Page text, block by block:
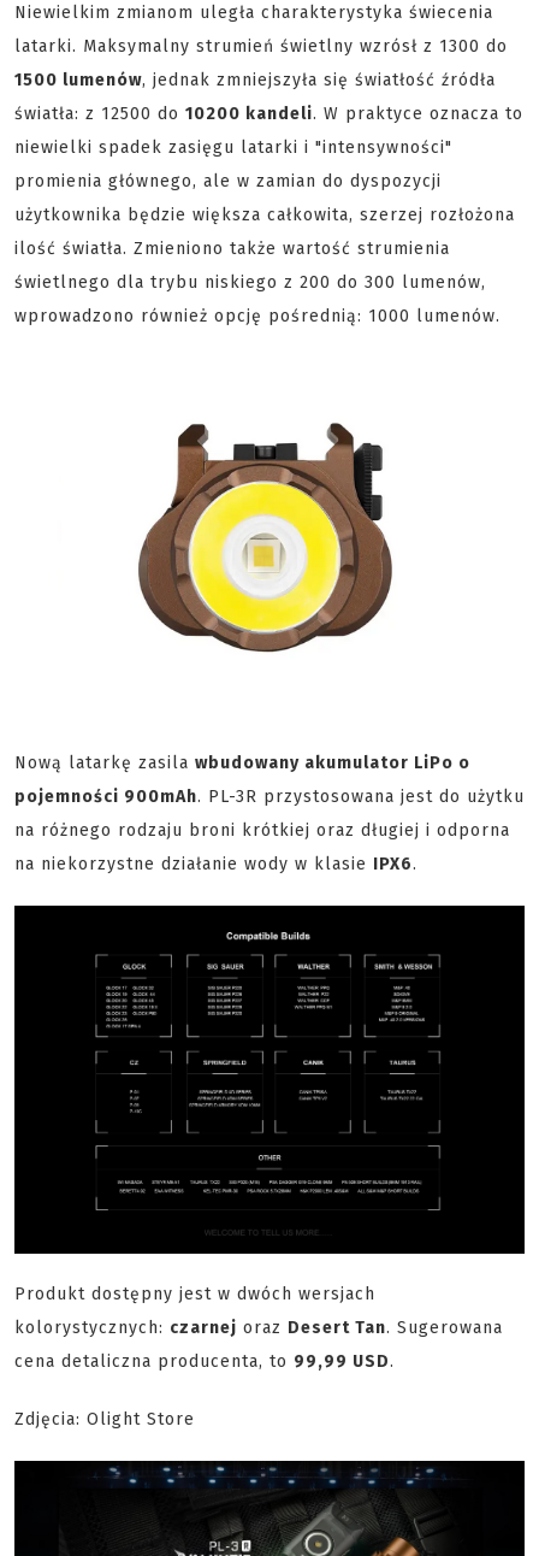
Niewielkim zmianom uległa charakterystyka świecenia
latarki. Maksymalny strumień świetlny wzrósł z 1300 do
1500 lumenów, jednak zmniejszyła się światłość źródła
światła: z 12500 do 10200 kandeli. W praktyce oznacza to
niewielki spadek zasięgu latarki i "intensywności"
promienia głównego, ale w zamian do dyspozycji
użytkownika będzie większa całkowita, szerzej rozłożona
ilość światła. Zmieniono także wartość strumienia
świetlnego dla trybu niskiego z 200 do 300 lumenów,
wprowadzono również opcję pośrednią: 1000 lumenów.
Nową latarkę zasila wbudowany akumulator LiPo o
pojemności 900mAh. PL-3R przystosowana jest do użytku
na różnego rodzaju broni krótkiej oraz długiej i odporna
na niekorzystne działanie wody w klasie IPX6.
Produkt dostępny jest w dwóch wersjach
kolorystycznych: czarnej oraz Desert Tan. Sugerowana
cena detaliczna producenta, to 99,99 USD.
Zdjęcia: Olight Store